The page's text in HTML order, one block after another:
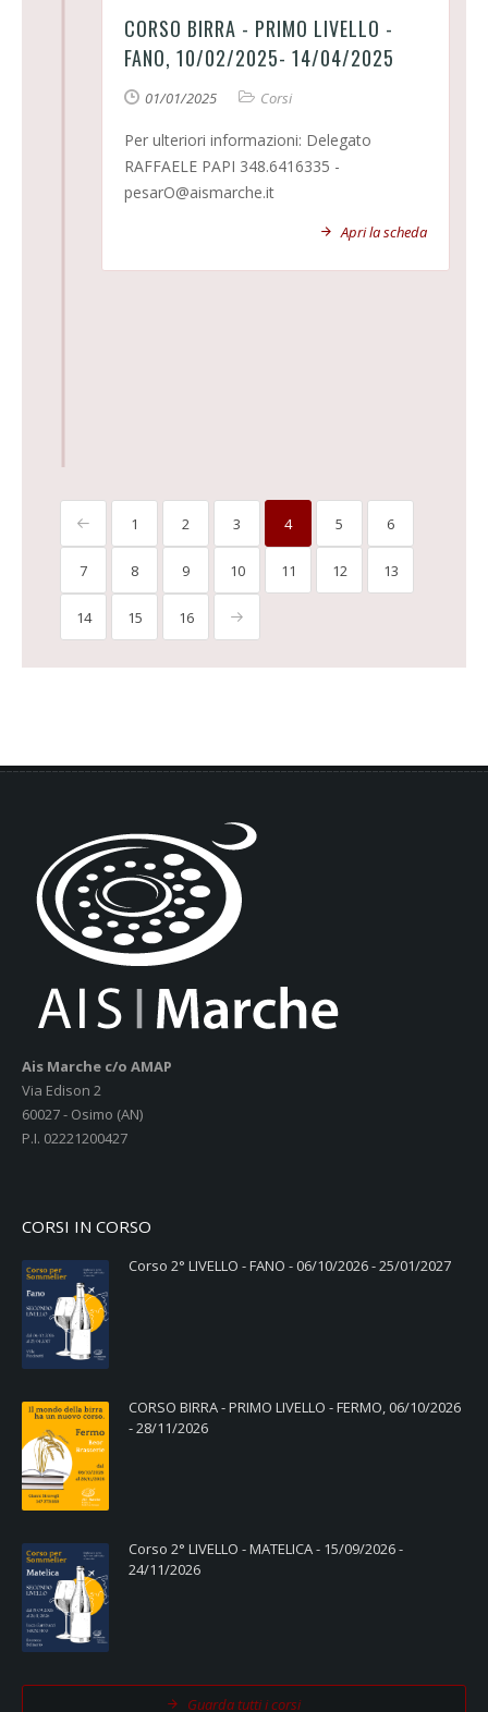
CORSO BIRRA - PRIMO LIVELLO -
FANO, 10/02/2025- 14/04/2025
01/01/2025 Corsi
Per ulteriori informazioni: Delegato
RAFFAELE PAPI 348.6416335 -
pesarO@aismarche.it
Apri la scheda
1 2 3 4 5 6
7 8 9 10 11 12 13
14 15 16
Ais Marche c/o AMAP
Via Edison 2
60027 - Osimo (AN)
P.I. 02221200427
CORSI IN CORSO
Corso 2° LIVELLO - FANO - 06/10/2026 - 25/01/2027
CORSO BIRRA - PRIMO LIVELLO - FERMO, 06/10/2026
- 28/11/2026
Corso 2° LIVELLO - MATELICA - 15/09/2026 -
24/11/2026
Guarda tutti i corsi